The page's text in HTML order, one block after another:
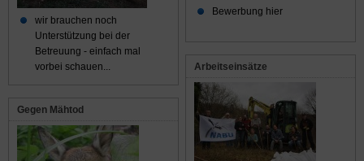
Bewerbung hier
Arbeitseinsätze
wir brauchen noch
Unterstützung bei der
Betreuung - einfach mal
vorbei schauen...
Gegen Mähtod